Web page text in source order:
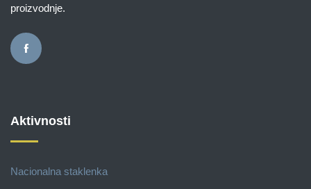
proizvodnje.
Aktivnosti
Nacionalna staklenka